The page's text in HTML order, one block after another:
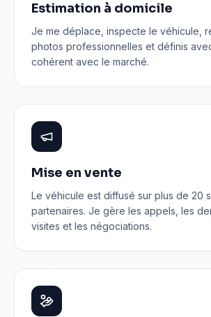
Estimation à domicile
Je me déplace, inspecte le véhicule,
photos professionnelles et définis
cohérent avec le marché.
Mise en vente
Le véhicule est diffusé sur plus de 20
partenaires. Je gère les appels, les
visites et les négociations.